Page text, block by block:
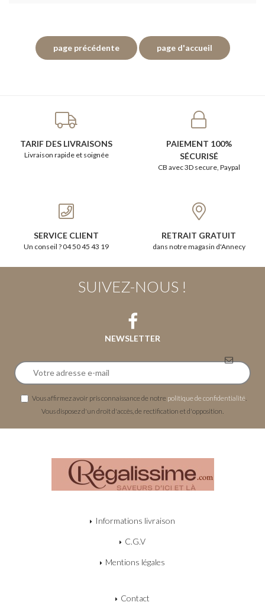
TARIF DES LIVRAISONS
Livraison rapide et soignée
PAIEMENT 100%
SÉCURISÉ
CB avec 3D secure, Paypal
SERVICE CLIENT
Un conseil ? 04 50 45 43 19
RETRAIT GRATUIT
dans notre magasin d'Annecy
SUIVEZ-NOUS !
NEWSLETTER
Vous affirmez avoir pris connaissance de notre politique de confidentialité
Vous disposez d'un droit d'accès, de rectification et d'opposition.
Informations livraison
C.G.V
Mentions légales
Contact